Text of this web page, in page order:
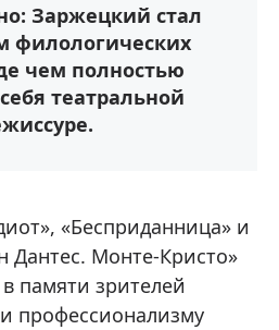
Заржецкий стал
филологических
чем полностью
театральной
«Бесприданница» и
Монте-Кристо»
в памяти зрителей
профессионализму